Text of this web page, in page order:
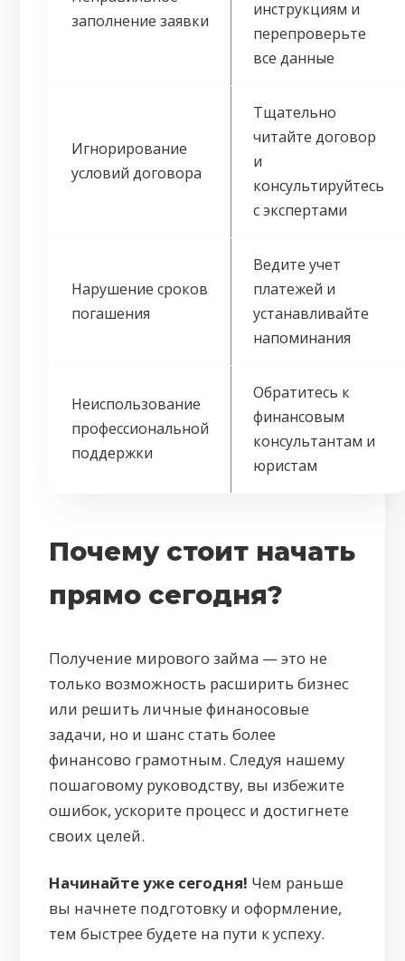
заполнение заявки
инструкциям и
перепроверьте
все данные
Игнорирование
условий договора
Тщательно
читайте договор
и
консультируйтесь
с экспертами
Нарушение сроков
погашения
Ведите учет
платежей и
устанавливайте
напоминания
Неиспользование
профессиональной
поддержки
Обратитесь к
финансовым
консультантам и
юристам
Почему стоит начать
прямо сегодня?
Получение мирового займа — это не
только возможность расширить бизнес
или решить личные финаносовые
задачи, но и шанс стать более
финансово грамотным. Следуя нашему
пошаговому руководству, вы избежите
ошибок, ускорите процесс и достигнете
своих целей.
Начинайте уже сегодня! Чем раньше
вы начнете подготовку и оформление,
тем быстрее будете на пути к успеху.